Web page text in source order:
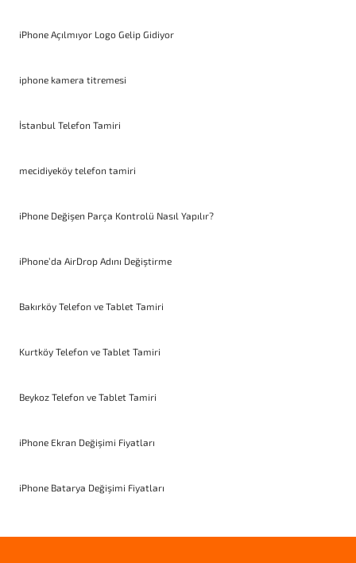
iPhone Açılmıyor Logo Gelip Gidiyor
iphone kamera titremesi
İstanbul Telefon Tamiri
mecidiyeköy telefon tamiri
iPhone Değişen Parça Kontrolü Nasıl Yapılır?
iPhone’da AirDrop Adını Değiştirme
Bakırköy Telefon ve Tablet Tamiri
Kurtköy Telefon ve Tablet Tamiri
Beykoz Telefon ve Tablet Tamiri
iPhone Ekran Değişimi Fiyatları
iPhone Batarya Değişimi Fiyatları